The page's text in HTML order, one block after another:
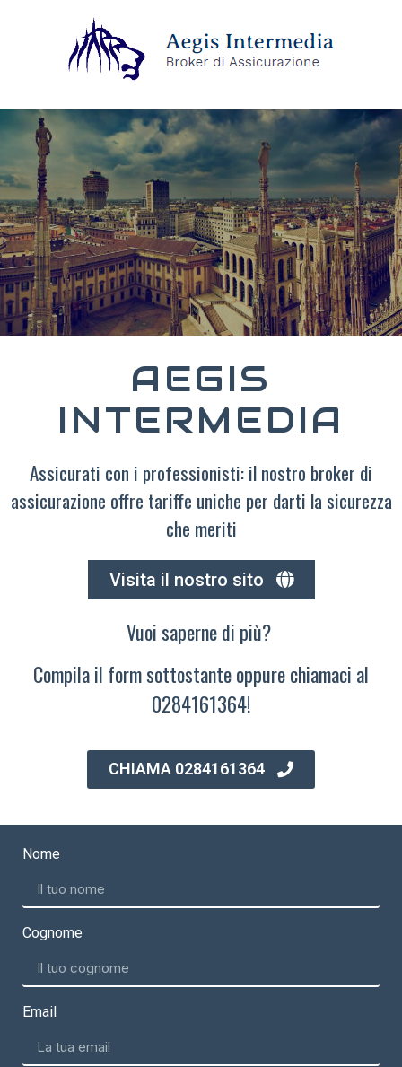
AEGIS
INTERMEDIA
Assicurati con i professionisti: il nostro broker di
assicurazione offre tariffe uniche per darti la sicurezza
che meriti
Visita il nostro sito
Vuoi saperne di più?
Compila il form sottostante oppure chiamaci al
0284161364!
CHIAMA 0284161364
Nome
Cognome
Email